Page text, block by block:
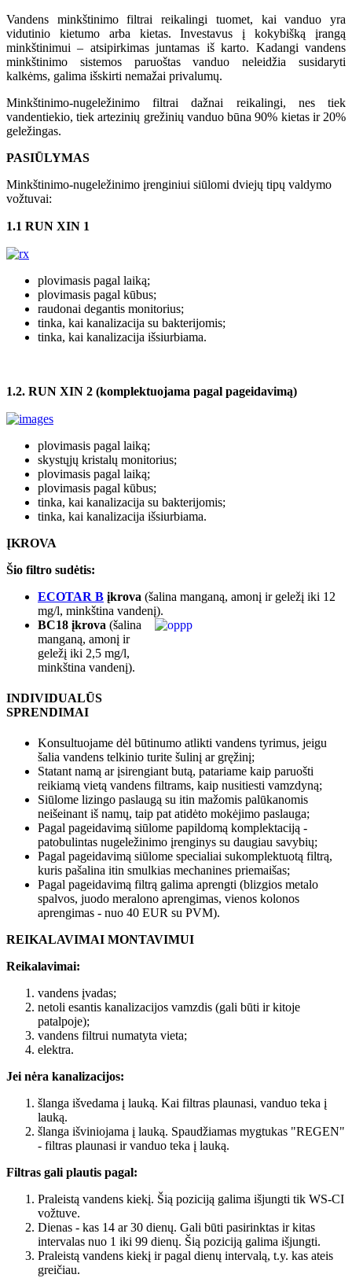
Vandens minkštinimo filtrai reikalingi tuomet, kai vanduo yra
vidutinio kietumo arba kietas. Investavus į kokybišką įrangą
minkštinimui – atsipirkimas juntamas iš karto. Kadangi vandens
minkštinimo sistemos paruoštas vanduo neleidžia susidaryti
kalkėms, galima išskirti nemažai privalumų.
Minkštinimo-nugeležinimo filtrai dažnai reikalingi, nes tiek
vandentiekio, tiek artezinių grežinių vanduo būna 90% kietas ir 20%
geležingas.
PASIŪLYMAS
Minkštinimo-nugeležinimo įrenginiui siūlomi dviejų tipų valdymo
vožtuvai:
1.1 RUN XIN 1
plovimasis pagal laiką;
plovimasis pagal kūbus;
raudonai degantis monitorius;
tinka, kai kanalizacija su bakterijomis;
tinka, kai kanalizacija išsiurbiama.
1.2. RUN XIN 2 (komplektuojama pagal pageidavimą)
plovimasis pagal laiką;
skystųjų kristalų monitorius;
plovimasis pagal laiką;
plovimasis pagal kūbus;
tinka, kai kanalizacija su bakterijomis;
tinka, kai kanalizacija išsiurbiama.
ĮKROVA
Šio filtro sudėtis:
ECOTAR B įkrova (šalina manganą, amonį ir geležį iki 12
mg/l, minkština vandenį).
BC18 įkrova (šalina
manganą, amonį ir
geležį iki 2,5 mg/l,
minkština vandenį).
INDIVIDUALŪS
SPRENDIMAI
Konsultuojame dėl būtinumo atlikti vandens tyrimus, jeigu
šalia vandens telkinio turite šulinį ar gręžinį;
Statant namą ar įsirengiant butą, patariame kaip paruošti
reikiamą vietą vandens filtrams, kaip nusitiesti vamzdyną;
Siūlome lizingo paslaugą su itin mažomis palūkanomis
neišeinant iš namų, taip pat atidėto mokėjimo paslauga;
Pagal pageidavimą siūlome papildomą komplektaciją -
patobulintas nugeležinimo įrenginys su daugiau savybių;
Pagal pageidavimą siūlome specialiai sukomplektuotą filtrą,
kuris pašalina itin smulkias mechanines priemaišas;
Pagal pageidavimą filtrą galima aprengti (blizgios metalo
spalvos, juodo meralono aprengimas, vienos kolonos
aprengimas - nuo 40 EUR su PVM).
REIKALAVIMAI MONTAVIMUI
Reikalavimai:
vandens įvadas;
netoli esantis kanalizacijos vamzdis (gali būti ir kitoje
patalpoje);
vandens filtrui numatyta vieta;
elektra.
Jei nėra kanalizacijos:
šlanga išvedama į lauką. Kai filtras plaunasi, vanduo teka į
lauką.
šlanga išviniojama į lauką. Spaudžiamas mygtukas "REGEN"
- filtras plaunasi ir vanduo teka į lauką.
Filtras gali plautis pagal:
Praleistą vandens kiekį. Šią poziciją galima išjungti tik WS-CI
vožtuve.
Dienas - kas 14 ar 30 dienų. Gali būti pasirinktas ir kitas
intervalas nuo 1 iki 99 dienų. Šią poziciją galima išjungti.
Praleistą vandens kiekį ir pagal dienų intervalą, t.y. kas ateis
greičiau.